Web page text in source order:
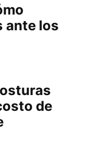
ante los
de